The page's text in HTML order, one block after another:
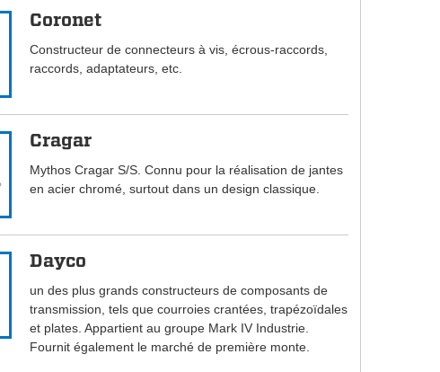
Coronet
Constructeur de connecteurs à vis, écrous-raccords,
raccords, adaptateurs, etc.
Cragar
Mythos Cragar S/S. Connu pour la réalisation de jantes
en acier chromé, surtout dans un design classique.
Dayco
un des plus grands constructeurs de composants de
transmission, tels que courroies crantées, trapézoïdales
et plates. Appartient au groupe Mark IV Industrie.
Fournit également le marché de première monte.